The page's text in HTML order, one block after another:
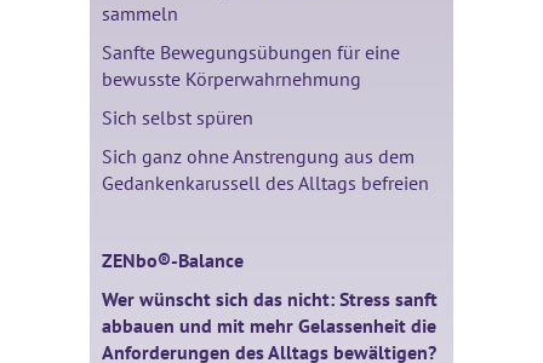
sammeln
Sanfte Bewegungsübungen für eine
bewusste Körperwahrnehmung
Sich selbst spüren
Sich ganz ohne Anstrengung aus dem
Gedankenkarussell des Alltags befreien
ZENbo®-Balance
Wer wünscht sich das nicht: Stress sanft
abbauen und mit mehr Gelassenheit die
Anforderungen des Alltags bewältigen?